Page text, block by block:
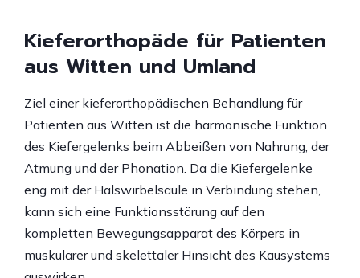
Kieferorthopäde für Patienten
aus Witten und Umland
Ziel einer kieferorthopädischen Behandlung für
Patienten aus Witten ist die harmonische Funktion
des Kiefergelenks beim Abbeißen von Nahrung, der
Atmung und der Phonation. Da die Kiefergelenke
eng mit der Halswirbelsäule in Verbindung stehen,
kann sich eine Funktionsstörung auf den
kompletten Bewegungsapparat des Körpers in
muskulärer und skelettaler Hinsicht des Kausystems